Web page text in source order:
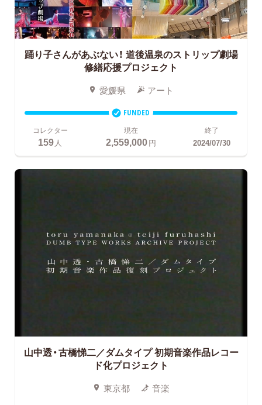
踊り子さんがあぶない！ 道後温泉のストリップ劇場
修繕応援プロジェクト
愛媛県 アート
FUNDED
コレクター
159人
現在
2,559,000円
終了
2024/07/30
山中透・古橋悌二／ダムタイプ初期音楽作品レコー
ド化プロジェクト
東京都 音楽